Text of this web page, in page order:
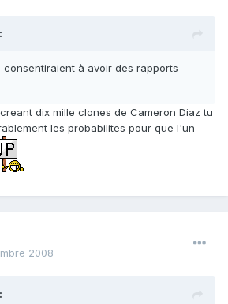
consentiraient à avoir des rapports
dix mille clones de Cameron Diaz tu
les probabilites pour que l'un
2008